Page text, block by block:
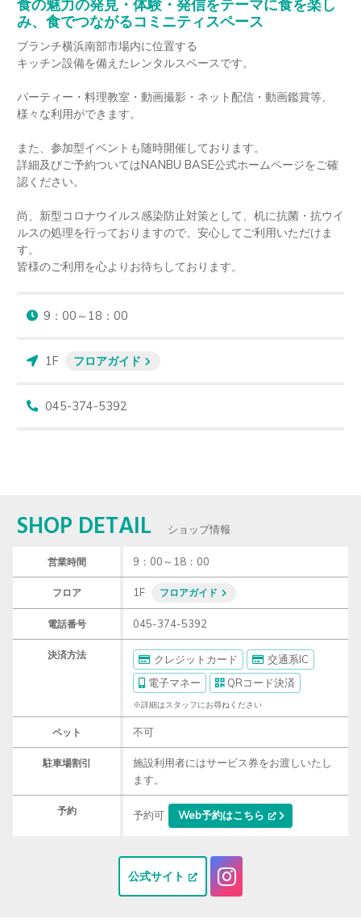
食の魅力の発見・体験・発信をテーマに食を楽し
み、食でつながるコミニティスペース
ブランチ横浜南部市場内に位置する
キッチン設備を備えたレンタルスペースです。
パーティー・料理教室・動画撮影・ネット配信・動画鑑賞等、
様々な利用ができます。
また、参加型イベントも随時開催しております。
詳細及びご予約ついてはNANBU BASE公式ホームページをご確
認ください。
尚、新型コロナウイルス感染防止対策として、机に抗菌・抗ウイ
ルスの処理を行っておりますので、安心してご利用いただけま
す。
皆様のご利用を心よりお待ちしております。
9：00～18：00
1F フロアガイド
045-374-5392
SHOP DETAIL ショップ情報
営業時間 9：00～18：00
フロア 1F フロアガイド
電話番号 045-374-5392
決済方法 クレジットカード
交通系IC
電子マネー
QRコード決済
※詳細はスタッフにお尋ねください
ペット 不可
駐車場割引
施設利用者にはサービス券をお渡しいたし
ます。
予約 予約可 Web予約はこちら
公式サイト